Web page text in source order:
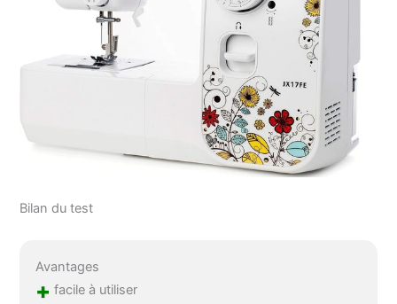
Bilan du test
Avantages
+ facile à utiliser